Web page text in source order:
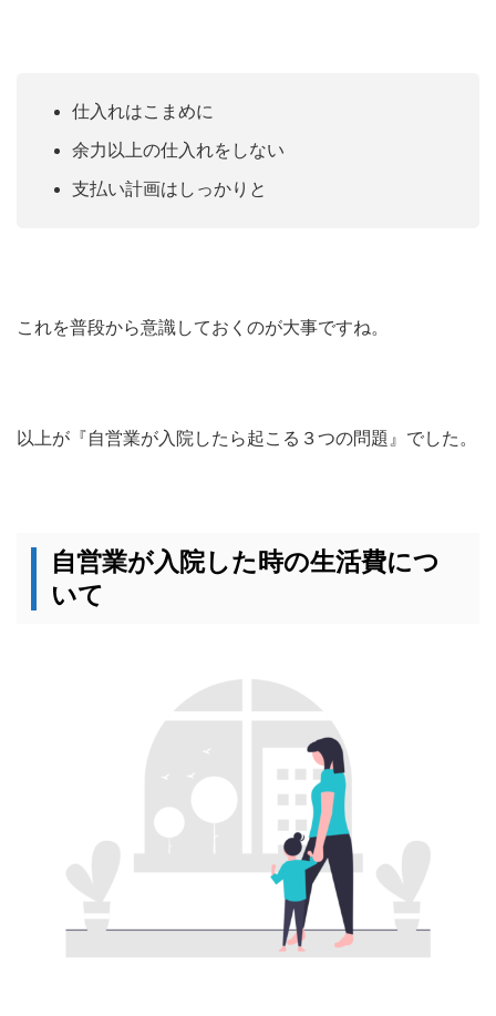
仕入れはこまめに
余力以上の仕入れをしない
支払い計画はしっかりと
これを普段から意識しておくのが大事ですね。
以上が『自営業が入院したら起こる３つの問題』でした。
自営業が入院した時の生活費につ
いて